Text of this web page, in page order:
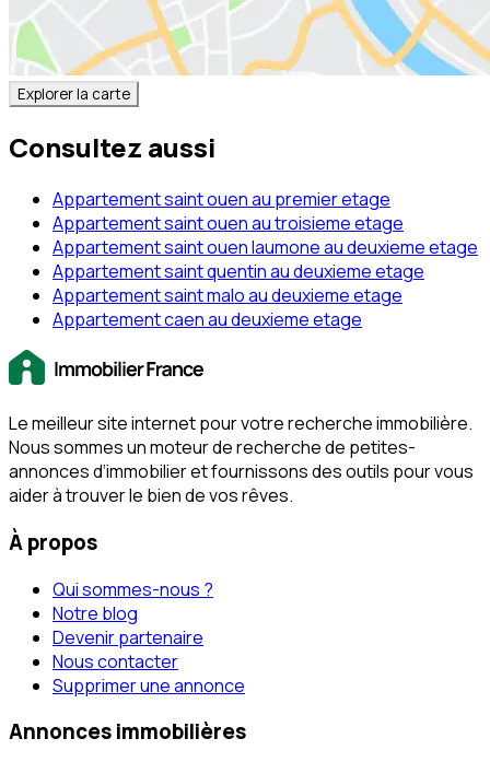
Explorer la carte
Consultez aussi
Appartement saint ouen au premier etage
Appartement saint ouen au troisieme etage
Appartement saint ouen laumone au deuxieme etage
Appartement saint quentin au deuxieme etage
Appartement saint malo au deuxieme etage
Appartement caen au deuxieme etage
Le meilleur site internet pour votre recherche immobilière.
Nous sommes un moteur de recherche de petites-
annonces d‘immobilier et fournissons des outils pour vous
aider à trouver le bien de vos rêves.
À propos
Qui sommes-nous ?
Notre blog
Devenir partenaire
Nous contacter
Supprimer une annonce
Annonces immobilières